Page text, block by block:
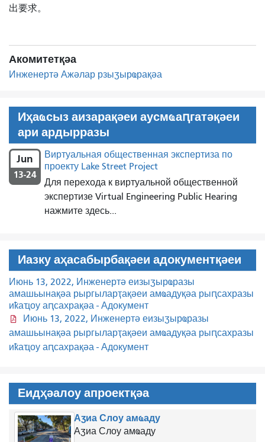
出要求。
Акомитетқәа
Инженертә Ажәлар рзыӡырҩрақәа
Иҳаҩсыз аизарақәеи аусмҩаԥгатәқәеи
ари ардырразы
Jun
13-24
Виртуальная общественная экспертиза по
проекту Lake Street Project
Для перехода к виртуальной общественной
экспертизе Virtual Engineering Public Hearing
нажмите здесь...
Иазку аҳасабырбақәеи адокументқәеи
Июнь 13, 2022, Инженертә еизыӡырҩразы
амашьынақәа рыргыларҭақәеи амҩадуқәа рыԥсахразы
иҟаҵоу аԥсахрақәа - Адокумент
Июнь 13, 2022, Инженертә еизыӡырҩразы
амашьынақәа рыргыларҭақәеи амҩадуқәа рыԥсахразы
иҟаҵоу аԥсахрақәа - Адокумент
Еидҳәалоу апроектқәа
Аӡиа Слоу амҩаду
Аӡиа Слоу амҩаду